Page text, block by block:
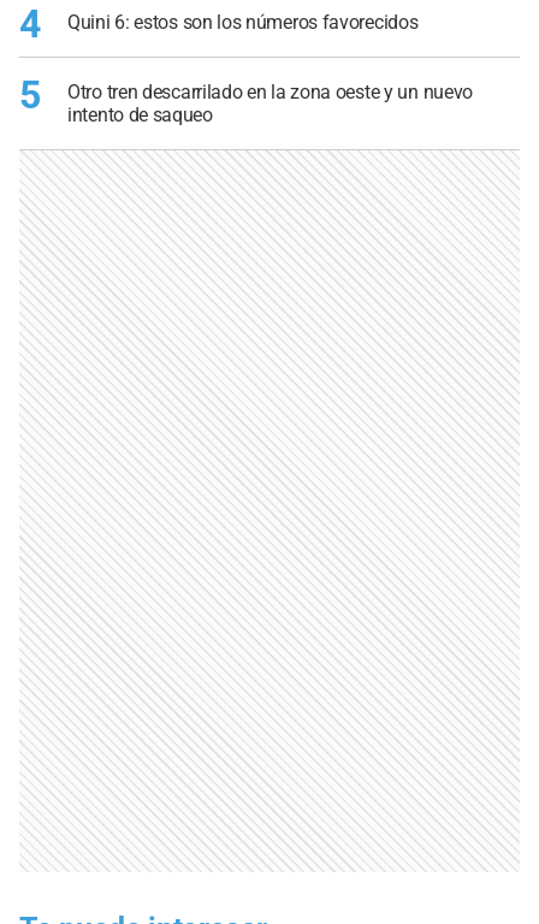
4 Quini 6: estos son los números favorecidos
5
Otro tren descarrilado en la zona oeste y un nuevo
intento de saqueo